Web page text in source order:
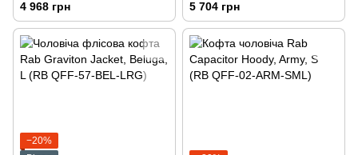
4 968 грн 5 704 грн
−20%